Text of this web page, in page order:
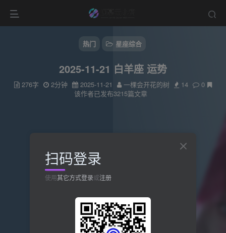
热门 星座综合
2025-11-21 白羊座 运势
276字 2分钟 2025-11-21 一棵会开花的树 14
0
该作者已发布3215篇文章
扫码登录
使用其它方式登录或注册